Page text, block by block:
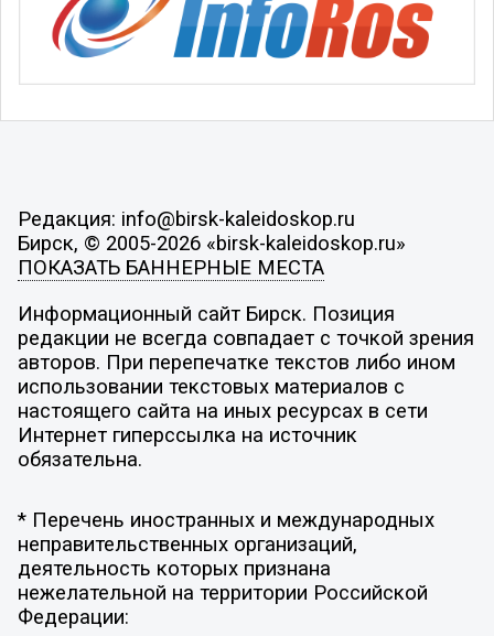
Редакция: info@birsk-kaleidoskop.ru
Бирск, © 2005-2026 «birsk-kaleidoskop.ru»
ПОКАЗАТЬ БАННЕРНЫЕ МЕСТА
Информационный сайт Бирск. Позиция
редакции не всегда совпадает с точкой зрения
авторов. При перепечатке текстов либо ином
использовании текстовых материалов с
настоящего сайта на иных ресурсах в сети
Интернет гиперссылка на источник
обязательна.
* Перечень иностранных и международных
неправительственных организаций,
деятельность которых признана
нежелательной на территории Российской
Федерации: